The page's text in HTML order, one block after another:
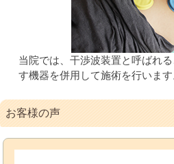
当院では、干渉波装置と呼ばれ
す機器を併用して施術を行います
お客様の声